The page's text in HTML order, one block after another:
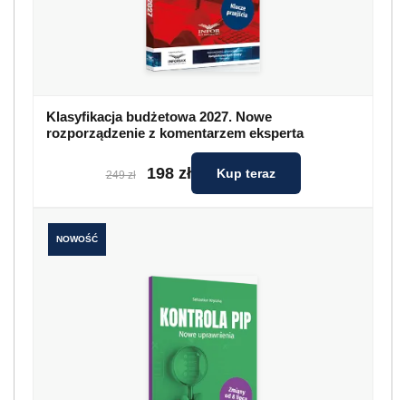
Klasyfikacja budżetowa 2027. Nowe
rozporządzenie z komentarzem eksperta
249 zł 198 zł Kup teraz
NOWOŚĆ